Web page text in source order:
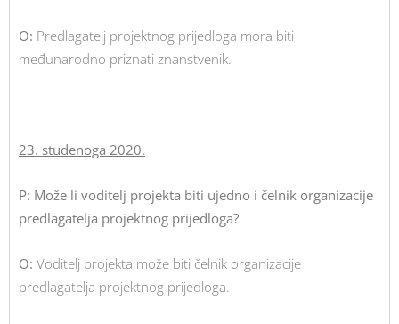
O: Predlagatelj projektnog prijedloga mora biti
međunarodno priznati znanstvenik.
23. studenoga 2020.
P: Može li voditelj projekta biti ujedno i čelnik organizacije
predlagatelja projektnog prijedloga?
O: Voditelj projekta može biti čelnik organizacije
predlagatelja projektnog prijedloga.